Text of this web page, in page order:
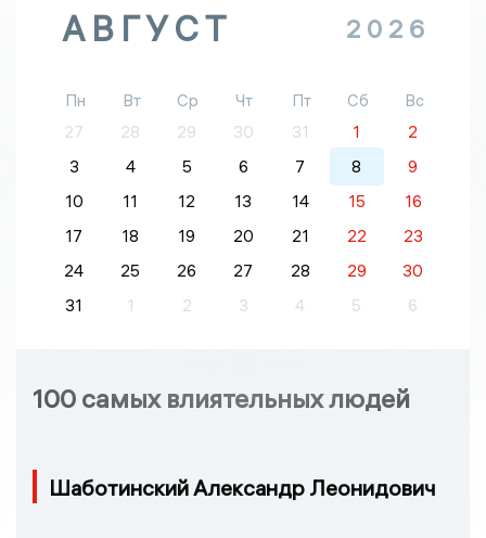
АВГУСТ 2026
Пн Вт Ср Чт Пт Сб
Вс
27
28 29 30 31 1
2
3
4 5 6 7 8
9
10
11 12 13 14 15
16
17
18 19 20 21 22
23
24
25 26 27 28 29
30
31
1 2 3 4 5 6
100 самых влиятельных людей
Шаботинский Александр Леонидович